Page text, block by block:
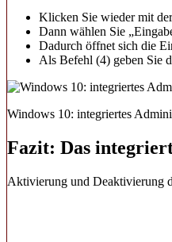
Klicken Sie wieder mit
Dann wählen Sie
Dadurch öffnet sich die
Als Befehl (4) geben Sie
Windows 10: integriertes
Fazit: Das
Aktivierung und Deaktivierung